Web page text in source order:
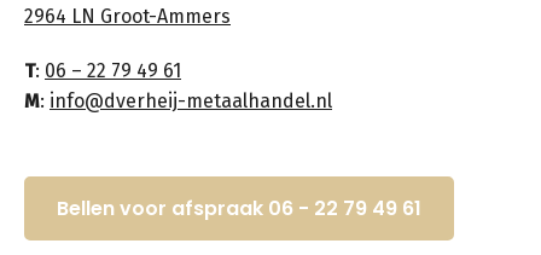
2964 LN Groot-Ammers
T: 06 – 22 79 49 61
M: info@dverheij-metaalhandel.nl
Bellen voor afspraak 06 - 22 79 49 61